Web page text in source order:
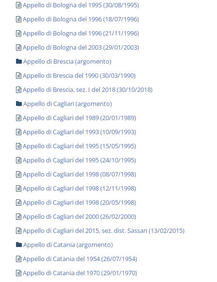
Appello di Bologna del 1995 (30/08/1995)
Appello di Bologna del 1996 (18/07/1996)
Appello di Bologna del 1996 (21/11/1996)
Appello di Bologna del 2003 (29/01/2003)
Appello di Brescia (argomento)
Appello di Brescia del 1990 (30/03/1990)
Appello di Brescia, sez. I del 2018 (30/10/2018)
Appello di Cagliari (argomento)
Appello di Cagliari del 1989 (20/01/1989)
Appello di Cagliari del 1993 (10/09/1993)
Appello di Cagliari del 1995 (15/05/1995)
Appello di Cagliari del 1995 (24/10/1995)
Appello di Cagliari del 1998 (08/07/1998)
Appello di Cagliari del 1998 (12/11/1998)
Appello di Cagliari del 1998 (20/05/1998)
Appello di Cagliari del 2000 (26/02/2000)
Appello di Cagliari del 2015, sez. dist. Sassari (13/02/2015)
Appello di Catania (argomento)
Appello di Catania del 1954 (26/07/1954)
Appello di Catania del 1970 (29/01/1970)